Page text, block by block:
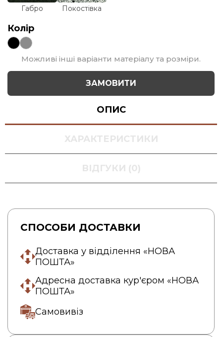
Габро Покостівка
Колір
Можливі інші варіанти матеріалу та розміри.
ЗАМОВИТИ
ОПИС
ХАРАКТЕРИСТИКИ
ВІДГУКИ (0)
СПОСОБИ ДОСТАВКИ
Доставка у відділення «НОВА
ПОШТА»
Адресна доставка кур'єром «НОВА
ПОШТА»
Самовивіз